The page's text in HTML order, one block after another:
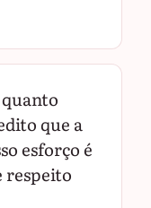
que a
esforço é
respeito